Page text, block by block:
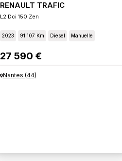
RENAULT TRAFIC
L2 Dci 150 Zen
2023 91 107 Km Diesel Manuelle
27 590 €
Nantes (44)